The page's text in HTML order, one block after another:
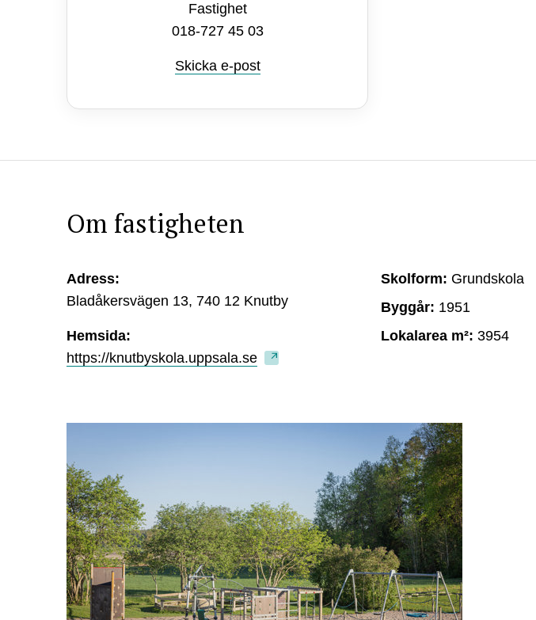
Fastighet
018-727 45 03
Skicka e-post
Om fastigheten
Adress:
Bladåkersvägen 13, 740 12 Knutby
Hemsida:
https://knutbyskola.uppsala.se
Skolform: Grundskola
Byggår: 1951
Lokalarea m²: 3954